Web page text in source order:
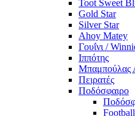
Toot Sweet
Gold Star
Silver Star
Ahoy Matey
Γουΐνι /
Ιππότης
Μπαμπούλας
Πειρατές
Ποδόσφαιρο